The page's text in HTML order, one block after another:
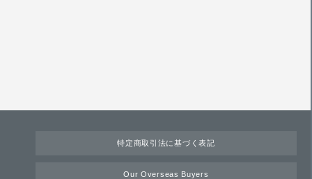
特定商取引法に基づく表記
Our Overseas Buyers